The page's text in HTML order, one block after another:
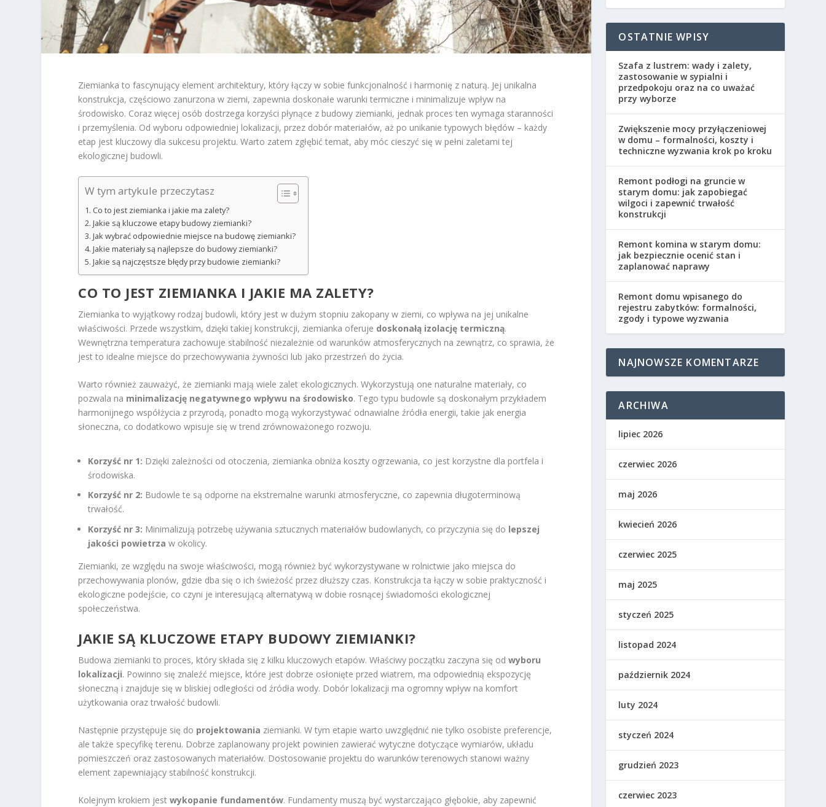
Ziemianka to fascynujący element architektury, który łączy w sobie funkcjonalność i harmonię z naturą. Jej unikalna
konstrukcja, częściowo zanurzona w ziemi, zapewnia doskonałe warunki termiczne i minimalizuje wpływ na
środowisko. Coraz więcej osób dostrzega korzyści płynące z budowy ziemianki, jednak proces ten wymaga staranności
i przemyślenia. Od wyboru odpowiedniej lokalizacji, przez dobór materiałów, aż po unikanie typowych błędów – każdy
etap jest kluczowy dla sukcesu projektu. Warto zatem zgłębić temat, aby móc cieszyć się w pełni zaletami tej
ekologicznej budowli.
W tym artykule przeczytasz
Co to jest ziemianka i jakie ma zalety?
Jakie są kluczowe etapy budowy ziemianki?
Jak wybrać odpowiednie miejsce na budowę ziemianki?
Jakie materiały są najlepsze do budowy ziemianki?
Jakie są najczęstsze błędy przy budowie ziemianki?
CO TO JEST ZIEMIANKA I JAKIE MA ZALETY?
Ziemianka to wyjątkowy rodzaj budowli, który jest w dużym stopniu zakopany w ziemi, co wpływa na jej unikalne
właściwości. Przede wszystkim, dzięki takiej konstrukcji, ziemianka oferuje doskonałą izolację termiczną.
Wewnętrzna temperatura zachowuje stabilność niezależnie od warunków atmosferycznych na zewnątrz, co sprawia, że
jest to idealne miejsce do przechowywania żywności lub jako przestrzeń do życia.
Warto również zauważyć, że ziemianki mają wiele zalet ekologicznych. Wykorzystują one naturalne materiały, co
pozwala na minimalizację negatywnego wpływu na środowisko. Tego typu budowle są doskonałym przykładem
harmonijnego współżycia z przyrodą, ponadto mogą wykorzystywać odnawialne źródła energii, takie jak energia
słoneczna, co dodatkowo wpisuje się w trend zrównoważonego rozwoju.
Korzyść nr 1: Dzięki zależności od otoczenia, ziemianka obniża koszty ogrzewania, co jest korzystne dla portfela i
środowiska.
Korzyść nr 2: Budowle te są odporne na ekstremalne warunki atmosferyczne, co zapewnia długoterminową
trwałość.
Korzyść nr 3: Minimalizują potrzebę używania sztucznych materiałów budowlanych, co przyczynia się do lepszej
jakości powietrza w okolicy.
Ziemianki, ze względu na swoje właściwości, mogą również być wykorzystywane w rolnictwie jako miejsca do
przechowywania plonów, gdzie dba się o ich świeżość przez dłuższy czas. Konstrukcja ta łączy w sobie praktyczność i
ekologiczne podejście, co czyni je interesującą alternatywą w dobie rosnącej świadomości ekologicznej
społeczeństwa.
JAKIE SĄ KLUCZOWE ETAPY BUDOWY ZIEMIANKI?
Budowa ziemianki to proces, który składa się z kilku kluczowych etapów. Właściwy początku zaczyna się odwyboru
lokalizacji. Powinno się znaleźć miejsce, które jest dobrze osłonięte przed wiatrem, ma odpowiednią ekspozycję
słoneczną i znajduje się w bliskiej odległości od źródła wody. Dobór lokalizacji ma ogromny wpływ na komfort
użytkowania oraz trwałość budowli.
Następnie przystępuje się do projektowania ziemianki. W tym etapie warto uwzględnić nie tylko osobiste preferencje,
ale także specyfikę terenu. Dobrze zaplanowany projekt powinien zawierać wytyczne dotyczące wymiarów, układu
pomieszczeń oraz zastosowanych materiałów. Dostosowanie projektu do warunków terenowych stanowi ważny
element zapewniający stabilność konstrukcji.
Kolejnym krokiem jestwykopanie fundamentów. Fundamenty muszą być wystarczająco głębokie, aby zapewnić
OSTATNIE WPISY
Szafa z lustrem: wady i zalety,
zastosowanie w sypialni i
przedpokoju oraz na co uważać
przy wyborze
Zwiększenie mocy przyłączeniowej
w domu – formalności, koszty i
techniczne wyzwania krok po kroku
Remont podłogi na gruncie w
starym domu: jak zapobiegać
wilgoci i zapewnić trwałość
konstrukcji
Remont komina w starym domu:
jak bezpiecznie ocenić stan i
zaplanować naprawy
Remont domu wpisanego do
rejestru zabytków: formalności,
zgody i typowe wyzwania
NAJNOWSZE KOMENTARZE
ARCHIWA
lipiec 2026
czerwiec 2026
maj 2026
kwiecień 2026
czerwiec 2025
maj 2025
styczeń 2025
listopad 2024
październik 2024
luty 2024
styczeń 2024
grudzień 2023
czerwiec 2023